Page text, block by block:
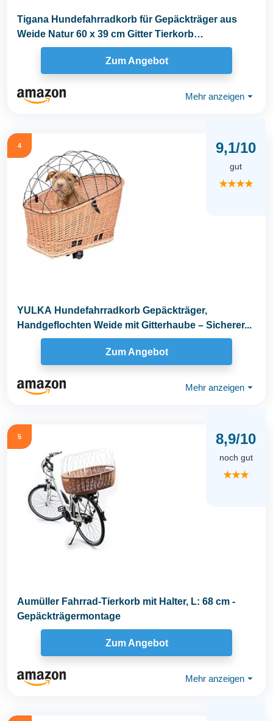
Tigana Hundefahrradkorb für Gepäckträger aus
Weide Natur 60 x 39 cm Gitter Tierkorb
Hinterradkorb...
Zum Angebot
Mehr anzeigen ⏷
4 9,1/10
gut
★★★★
YULKA Hundefahrradkorb Gepäckträger,
Handgeflochten Weide mit Gitterhaube – Sicherer...
Zum Angebot
Mehr anzeigen ⏷
5 8,9/10
noch gut
★★★
Aumüller Fahrrad-Tierkorb mit Halter, L: 68 cm -
Gepäckträgermontage
Zum Angebot
Mehr anzeigen ⏷